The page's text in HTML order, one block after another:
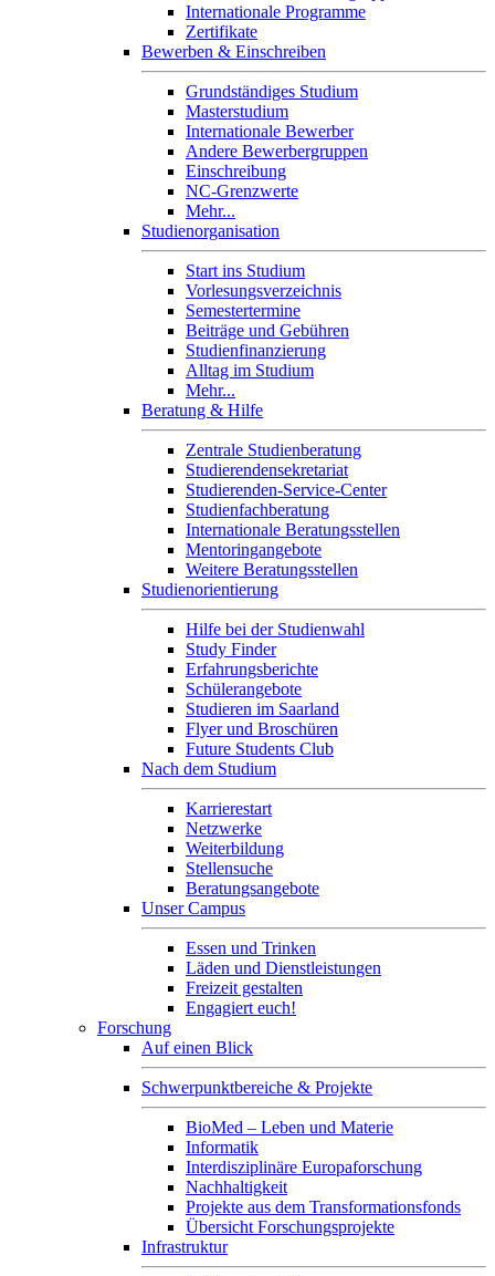
Internationale Programme
Zertifikate
Bewerben & Einschreiben
Grundständiges Studium
Masterstudium
Internationale Bewerber
Andere Bewerbergruppen
Einschreibung
NC-Grenzwerte
Mehr...
Studienorganisation
Start ins Studium
Vorlesungsverzeichnis
Semestertermine
Beiträge und Gebühren
Studienfinanzierung
Alltag im Studium
Mehr...
Beratung & Hilfe
Zentrale Studienberatung
Studierendensekretariat
Studierenden-Service-Center
Studienfachberatung
Internationale Beratungsstellen
Mentoringangebote
Weitere Beratungsstellen
Studienorientierung
Hilfe bei der Studienwahl
Study Finder
Erfahrungsberichte
Schülerangebote
Studieren im Saarland
Flyer und Broschüren
Future Students Club
Nach dem Studium
Karrierestart
Netzwerke
Weiterbildung
Stellensuche
Beratungsangebote
Unser Campus
Essen und Trinken
Läden und Dienstleistungen
Freizeit gestalten
Engagiert euch!
Forschung
Auf einen Blick
Schwerpunktbereiche & Projekte
BioMed – Leben und Materie
Informatik
Interdisziplinäre Europaforschung
Nachhaltigkeit
Projekte aus dem Transformationsfonds
Übersicht Forschungsprojekte
Infrastruktur